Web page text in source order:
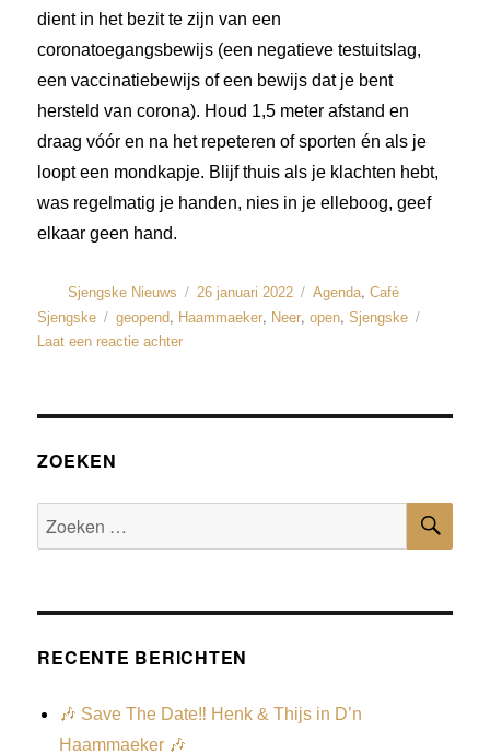
dient in het bezit te zijn van een
coronatoegangsbewijs (een negatieve testuitslag,
een vaccinatiebewijs of een bewijs dat je bent
hersteld van corona). Houd 1,5 meter afstand en
draag vóór en na het repeteren of sporten én als je
loopt een mondkapje. Blijf thuis als je klachten hebt,
was regelmatig je handen, nies in je elleboog, geef
elkaar geen hand.
Sjengske Nieuws 26 januari 2022 Agenda,Café
Sjengske
geopend, Haammaeker, Neer,open,Sjengske
Laat een reactie achter
ZOEKEN
RECENTE BERICHTEN
🎶 Save The Date‼️ Henk & Thijs in D’n
Haammaeker 🎶